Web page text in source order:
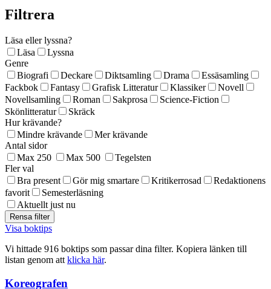
Filtrera
Läsa eller lyssna?
Läsa
Lyssna
Genre
Biografi
Deckare Diktsamling Drama
Essäsamling
Fackbok
Fantasy Grafisk Litteratur Klassiker
Novell
Novellsamling
Roman Sakprosa
Science-Fiction
Skönlitteratur
Skräck
Hur krävande?
Mindre krävande
Mer krävande
Antal sidor
Max 250
Max 500
Tegelsten
Fler val
Bra present
Gör mig smartare Kritikerrosad
Redaktionens
favorit
Semesterläsning
Aktuellt just nu
Visa boktips
Vi hittade 916 boktips som passar dina filter. Kopiera länken till
listan genom att klicka här.
Koreografen